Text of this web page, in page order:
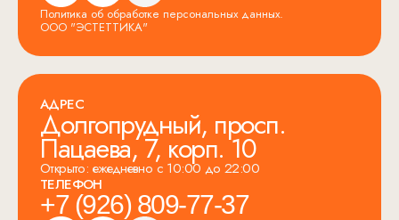
Политика об обработке персональных данных.
ООО "ЭСТЕТТИКА"
АДРЕС
Долгопрудный, просп.
Пацаева, 7, корп. 10
Открыто: ежедневно с 10:00 до 22:00
ТЕЛЕФОН
+7 (926) 809-77-37